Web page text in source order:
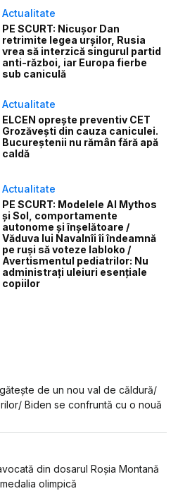
Actualitate
PE SCURT: Nicușor Dan
retrimite legea urșilor, Rusia
vrea să interzică singurul partid
anti-război, iar Europa fierbe
sub caniculă
Actualitate
ELCEN oprește preventiv CET
Grozăvești din cauza caniculei.
Bucureștenii nu rămân fără apă
caldă
Actualitate
PE SCURT: Modelele AI Mythos
și Sol, comportamente
autonome și înșelătoare /
Văduva lui Navalnîi îi îndeamnă
pe ruși să voteze Iabloko /
Avertismentul pediatrilor: Nu
administrați uleiuri esențiale
copiilor
de un nou val de căldură/
Biden se confruntă cu o nouă
din dosarul Roșia Montană
olimpică